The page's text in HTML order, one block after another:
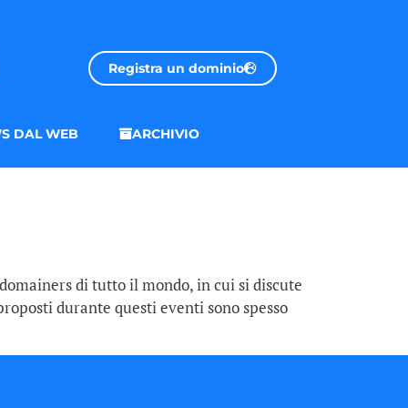
Registra un dominio
DAL WEB ARCHIVIO
di tutto il mondo, in cui si discute
durante questi eventi sono spesso